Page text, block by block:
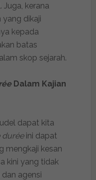
Juga, kerana
yang dikaji
kepada
batas
skop sejarah.
Dalam Kajian
dapat kita
durée ini dapat
mengkaji kesan
kini yang tidak
agensi